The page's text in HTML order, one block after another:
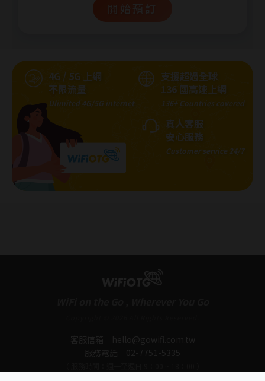
開始預訂
4G / 5G 上網
不限流量
Ulimited 4G/5G internet
支援超過全球
136 國高速上網
136+ Countries covered
真人客服
安心服務
Customer service 24/7